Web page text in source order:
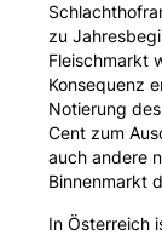
zu
Fleischmarkt
Konsequenz
Notierung
Cent zum
auch andere
Binnenmarkt
In Österreich